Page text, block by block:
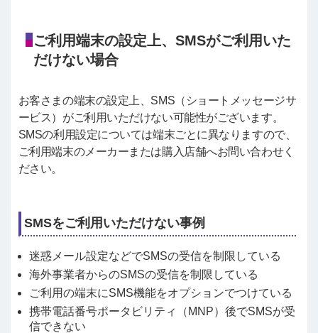
ご利用端末の設定上、SMSがご利用いた
だけない場合
お客さまの端末の設定上、SMS（ショートメッセージサ
ービス）がご利用いただけない可能性がございます。
SMSの利用設定については端末ごとに異なりますので、
ご利用端末のメーカーまたは購入店舗へお問い合わせく
ださい。
SMSをご利用いただけない事例
迷惑メール設定などでSMSの受信を制限している
海外事業者からのSMSの受信を制限している
ご利用の端末にSMS機能をオプションでつけている
携帯電話番号ポータビリティ（MNP）後でSMSが受
信できない